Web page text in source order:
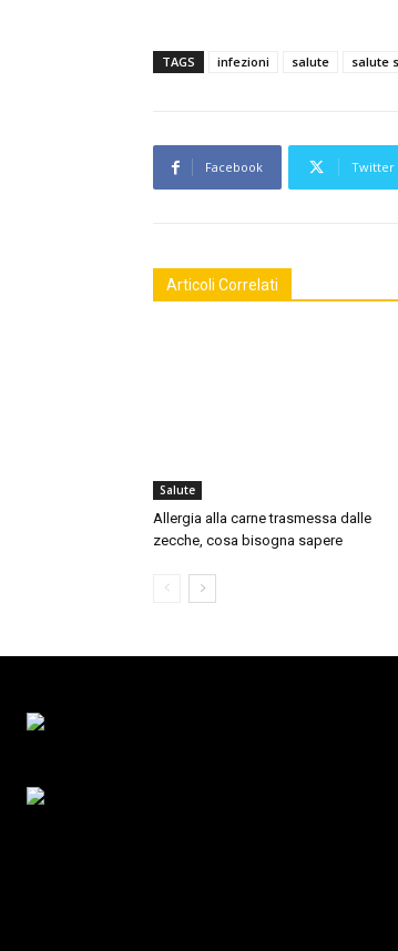
TAGS infezioni salute salute
Facebook Twitter
Articoli Correlati
Salute
Allergia alla carne trasmessa dalle
zecche, cosa bisogna sapere